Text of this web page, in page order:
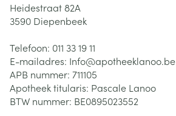
Heidestraat 82A
3590 Diepenbeek
Telefoon: 011 33 19 11
E-mailadres: Info@apotheeklanoo.be
APB nummer: 711105
Apotheek titularis: Pascale Lanoo
BTW nummer: BE0895023552